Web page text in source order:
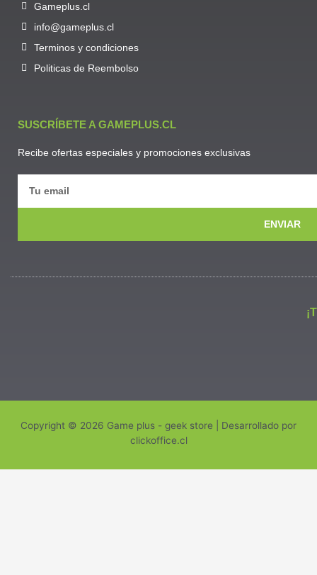
Gameplus.cl
info@gameplus.cl
Terminos y condiciones
Politicas de Reembolso
SUSCRÍBETE A GAMEPLUS.CL
Recibe ofertas especiales y promociones exclusivas
ENVIAR
Copyright © 2026 Game plus - geek store | Desarrollado por
clickoffice.cl